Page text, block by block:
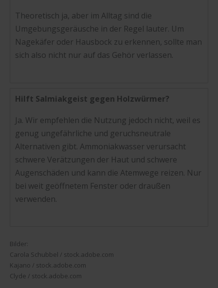
Theoretisch ja, aber im Alltag sind die
Umgebungsgeräusche in der Regel lauter. Um
Nagekäfer oder Hausbock zu erkennen, sollte man
sich also nicht nur auf das Gehör verlassen.
Hilft Salmiakgeist gegen Holzwürmer?
Ja. Wir empfehlen die Nutzung jedoch nicht, weil es
genug ungefährliche und geruchsneutrale
Alternativen gibt. Ammoniakwasser verursacht
schwere Verätzungen der Haut und schwere
Augenschäden und kann die Atemwege reizen. Nur
bei weit geöffnetem Fenster oder draußen
verwenden.
Bilder:
Carola Schubbel / stock.adobe.com
Kajano / stock.adobe.com
Clyde / stock.adobe.com